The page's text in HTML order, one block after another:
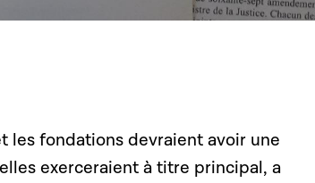
les fondations devraient avoir une
exerceraient à titre principal, a